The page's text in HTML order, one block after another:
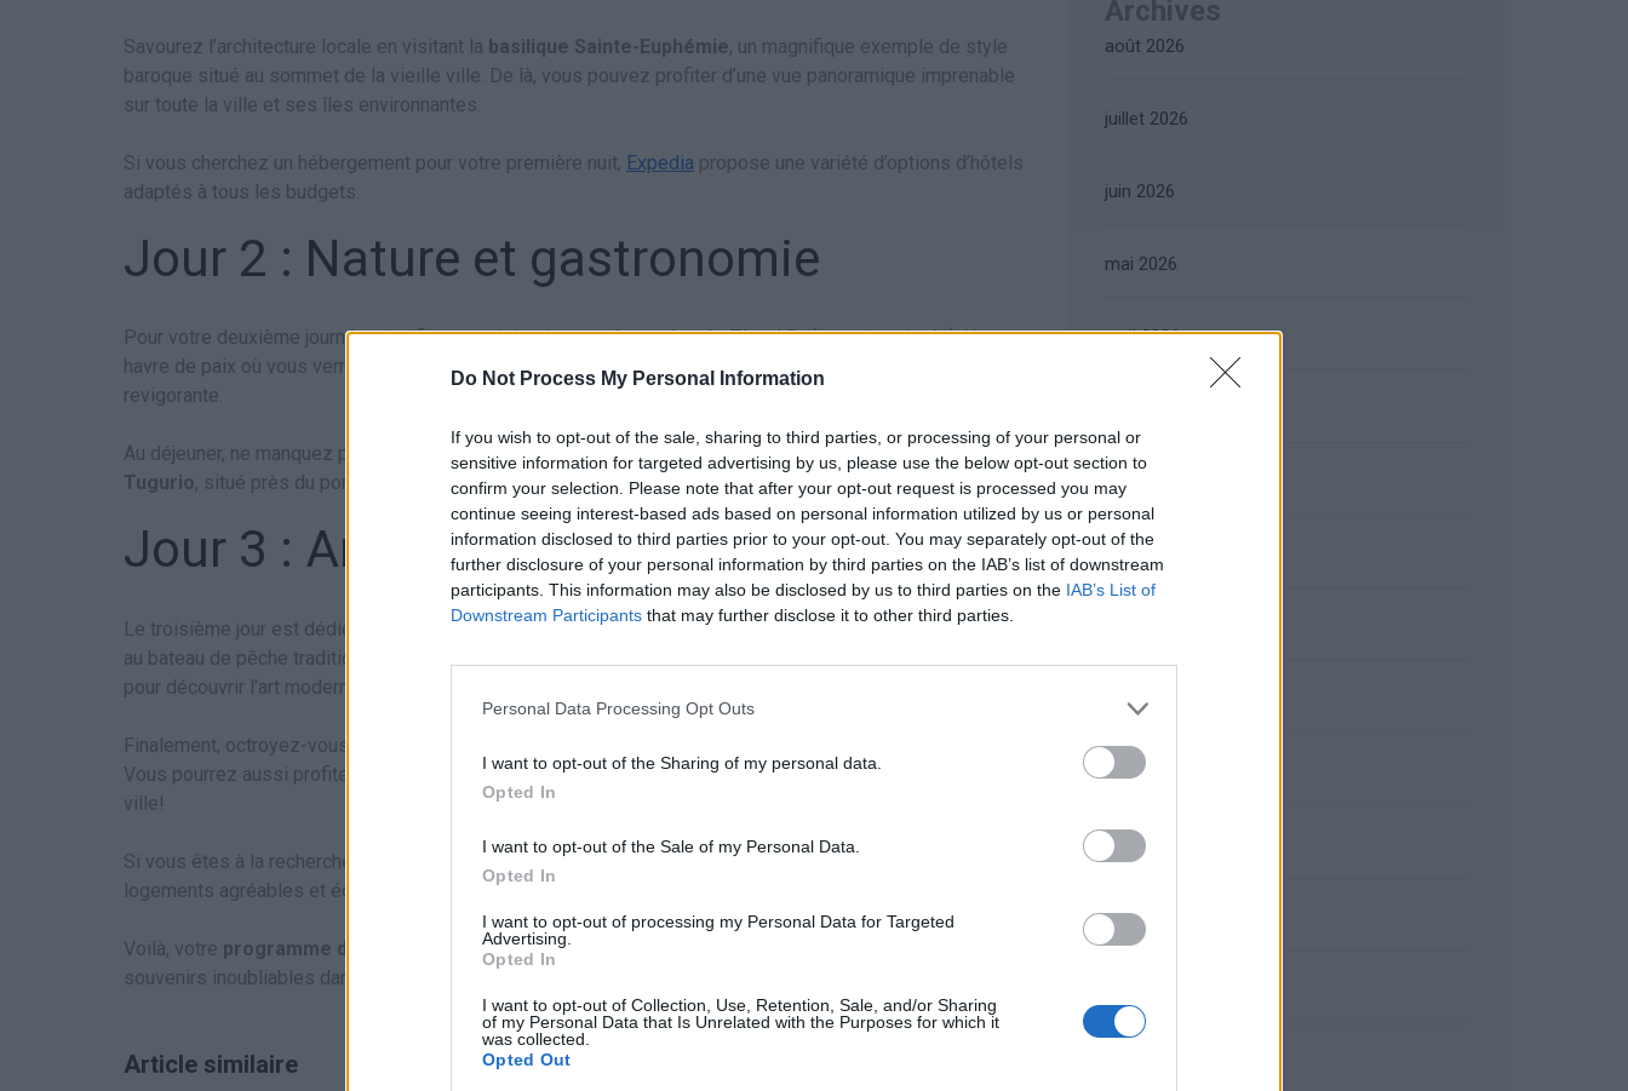
Do Not Process My Personal Information
If you wish to opt-out of the sale, sharing to third parties, or processing of your personal or
sensitive information for targeted advertising by us, please use the below opt-out section to
confirm your selection. Please note that after your opt-out request is processed you may
continue seeing interest-based ads based on personal information utilized by us or personal
information disclosed to third parties prior to your opt-out. You may separately opt-out of the
further disclosure of your personal information by third parties on the IAB’s list of downstream
participants. This information may also be disclosed by us to third parties on the IAB’s List of
Downstream Participants that may further disclose it to other third parties.
Personal Data Processing Opt Outs
I want to opt-out of the Sharing of my personal data.
Opted In
I want to opt-out of the Sale of my Personal Data.
Opted In
I want to opt-out of processing my Personal Data for Targeted
Advertising.
Opted In
I want to opt-out of Collection, Use, Retention, Sale, and/or Sharing
of my Personal Data that Is Unrelated with the Purposes for which it
was collected.
Opted Out
Savourez l’architecture locale en visitant la basilique Sainte-Euphémie, un magnifique exemple de style
baroque situé au sommet de la vieille ville. De là, vous pouvez profiter d’une vue panoramique imprenable
sur toute la ville et ses îles environnantes.
Si vous cherchez un hébergement pour votre première nuit, Expedia propose une variété d’options d’hôtels
adaptés à tous les budgets.
Jour 2 : Nature et gastronomie
Pour votre deuxième journée, planifiez une visite duparc forestier de Zlatni Rt(ou pointe dorée). Un
havre de paix où vous verrez une variété d’espèces végétales et animales, une expérience réellement
revigorante.
Au déjeuner, ne manquez pas de goûter à la gastronomie locale dans l’un des restaurants de la ville. Le
Tugurio, situé près du port, est particulièrement réputé pour ses fruits de mer frais.
Jour 3 : Art et détente
Le troisième jour est dédié au repos et au renouveau. Commencez par une visite du Musée Batana
au bateau de pêche traditionnel de Rovinj. Ensuite, faites un tour au
pour découvrir l’art moderne de la région.
Finalement, octroyez-vous un moment de relaxation sur la
Vous pourrez aussi profiter d’un dernier repas savoureux en terrasse avant de quitter cette merveilleuse
ville!
Si vous êtes à la recherche d’un hébergement pour votre dernière nuit, Expedia
logements agréables et économiques.
Voilà, votre programme de trois jours à Rovinjest prêt ! Profitez de chaque moment et créez des
souvenirs inoubliables dans cette magnifique ville croate.
Article similaire
Archives
août 2026
juillet 2026
juin 2026
mai 2026
avril 2026
février 2026
janvier 2026
novembre 2025
octobre 2025
septembre 2025
août 2025